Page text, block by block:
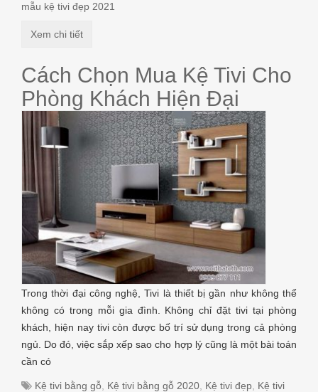
mẫu kệ tivi đẹp 2021
Xem chi tiết
Cách Chọn Mua Kệ Tivi Cho
Phòng Khách Hiện Đại
Trong thời đại công nghệ, Tivi là thiết bị gần như không thể
không có trong mỗi gia đình. Không chỉ đặt tivi tại phòng
khách, hiện nay tivi còn được bố trí sử dụng trong cả phòng
ngủ. Do đó, việc sắp xếp sao cho hợp lý cũng là một bài toán
cần có
Kệ tivi bằng gỗ Kệ tivi bằng gỗ 2020 Kệ tivi đẹp Kệ tivi